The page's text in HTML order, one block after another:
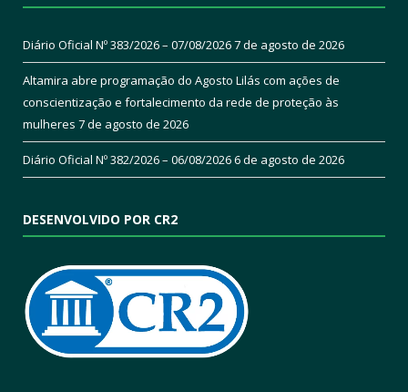
Diário Oficial Nº 383/2026 – 07/08/20267 de agosto de 2026
Altamira abre programação do Agosto Lilás com ações de
conscientização e fortalecimento da rede de proteção às
mulheres 7 de agosto de 2026
Diário Oficial Nº 382/2026 – 06/08/20266 de agosto de 2026
DESENVOLVIDO POR CR2